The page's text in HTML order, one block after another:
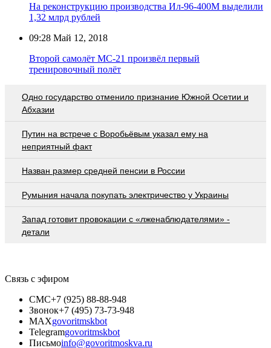
На реконструкцию производства Ил-96-400М выделили
1,32 млрд рублей
09:28 Май 12, 2018
Второй самолёт МС-21 произвёл первый
тренировочный полёт
Одно государство отменило признание Южной Осетии и
Абхазии
Путин на встрече с Воробьёвым указал ему на
неприятный факт
Назван размер средней пенсии в России
Румыния начала покупать электричество у Украины
Запад готовит провокации с «лженаблюдателями» -
детали
Связь с эфиром
СМС+7 (925) 88-88-948
Звонок+7 (495) 73-73-948
MAXgovoritmskbot
Telegramgovoritmskbot
Письмоinfo@govoritmoskva.ru